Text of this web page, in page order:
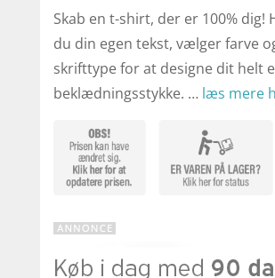
Skab en t-shirt, der er 100% dig!
du din egen tekst, vælger farve
skrifttype for at designe dit helt
beklædningsstykke. … læs mere